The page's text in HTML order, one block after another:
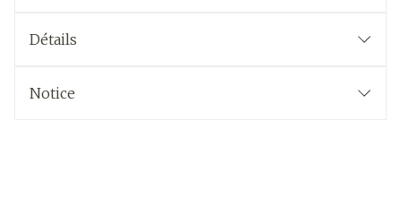
Détails
Notice